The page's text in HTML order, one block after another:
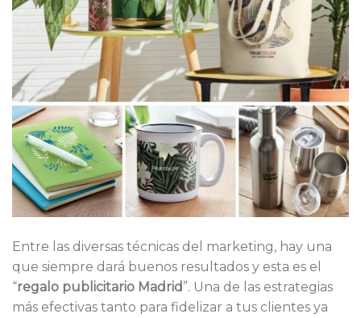
Entre las diversas técnicas del marketing, hay una
que siempre dará buenos resultados y esta es el
“regalo publicitario Madrid”. Una de las estrategias
más efectivas tanto para fidelizar a tus clientes ya